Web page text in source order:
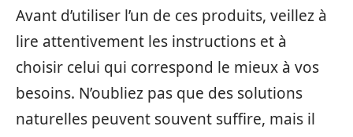
Avant d’utiliser l’un de ces produits, veillez à
lire attentivement les instructions et à
choisir celui qui correspond le mieux à vos
besoins. N’oubliez pas que des solutions
naturelles peuvent souvent suffire, mais il